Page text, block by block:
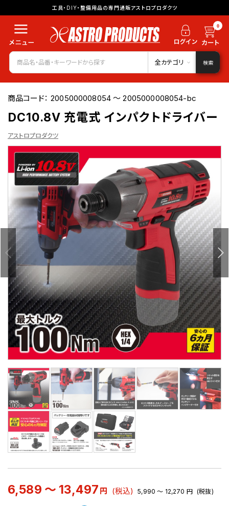
工具・DIY・整備用品の専門通販アストロプロダクツ
0
全カテゴリ 検索
商品コード：2005000008054 ～ 2005000008054-bc
DC10.8V 充電式 インパクトドライバー
アストロプロダクツ
6,589 ～ 13,497 円 (税込) 5,990 ～ 12,270 円 (税抜)